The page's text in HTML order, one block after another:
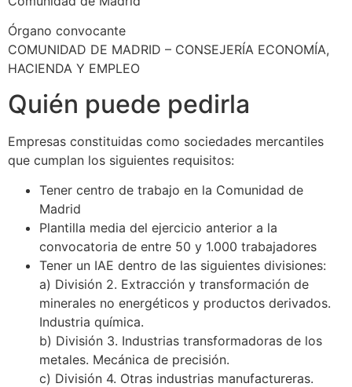
Órgano convocante
COMUNIDAD DE MADRID – CONSEJERÍA ECONOMÍA,
HACIENDA Y EMPLEO
Quién puede pedirla
Empresas constituidas como sociedades mercantiles
que cumplan los siguientes requisitos:
Tener centro de trabajo en la Comunidad de
Madrid
Plantilla media del ejercicio anterior a la
convocatoria de entre 50 y 1.000 trabajadores
Tener un IAE dentro de las siguientes divisiones:
a) División 2. Extracción y transformación de
minerales no energéticos y productos derivados.
Industria química.
b) División 3. Industrias transformadoras de los
metales. Mecánica de precisión.
c) División 4. Otras industrias manufactureras.